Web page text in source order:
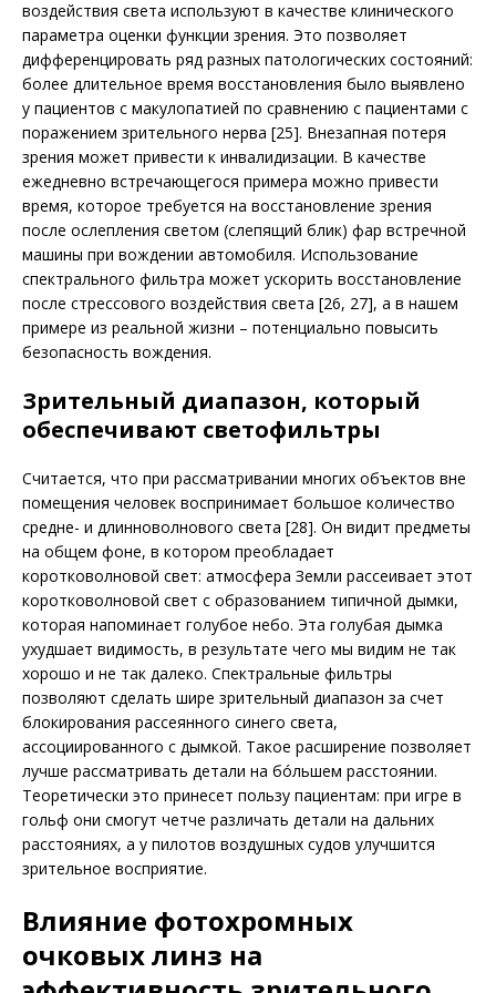
воздействия света используют в качестве клинического
параметра оценки функции зрения. Это позволяет
дифференцировать ряд разных патологических состояний:
более длительное время восстановления было выявлено
у пациентов с макулопатией по сравнению с пациентами с
поражением зрительного нерва [25]. Внезапная потеря
зрения может привести к инвалидизации. В качестве
ежедневно встречающегося примера можно привести
время, которое требуется на восстановление зрения
после ослепления светом (слепящий блик) фар встречной
машины при вождении автомобиля. Использование
спектрального фильтра может ускорить восстановление
после стрессового воздействия света [26, 27], а в нашем
примере из реальной жизни – потенциально повысить
безопасность вождения.
Зрительный диапазон, который
обеспечивают светофильтры
Считается, что при рассматривании многих объектов вне
помещения человек воспринимает большое количество
средне- и длинноволнового света [28]. Он видит предметы
на общем фоне, в котором преобладает
коротковолновой свет: атмосфера Земли рассеи­вает этот
коротковолновой свет с образованием типичной дымки,
которая напоминает голубое небо. Эта голубая дымка
ухудшает видимость, в результате чего мы видим не так
хорошо и не так далеко. Спектральные фильтры
позволяют сделать шире зрительный диапазон за счет
блокирования рассеянного синего света,
ассоциированного с дымкой. Такое расширение позволяет
лучше рассматривать детали на бóльшем расстоянии.
Теоретически это принесет пользу пациентам: при игре в
гольф они смогут четче различать детали на дальних
расстояниях, а у пилотов воздушных судов улучшится
зрительное восприятие.
Влияние фотохромных
очковых линз на